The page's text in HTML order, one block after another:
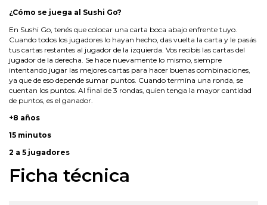
¿Cómo se juega al Sushi Go?
En Sushi Go, tenés que colocar una carta boca abajo enfrente tuyo.
Cuando todos los jugadores lo hayan hecho, das vuelta la carta y le pasás
tus cartas restantes al jugador de la izquierda. Vos recibís las cartas del
jugador de la derecha. Se hace nuevamente lo mismo, siempre
intentando jugar las mejores cartas para hacer buenas combinaciones,
ya que de eso depende sumar puntos. Cuando termina una ronda, se
cuentan los puntos. Al final de 3 rondas, quien tenga la mayor cantidad
de puntos, es el ganador.
+8 años
15 minutos
2 a 5 jugadores
Ficha técnica